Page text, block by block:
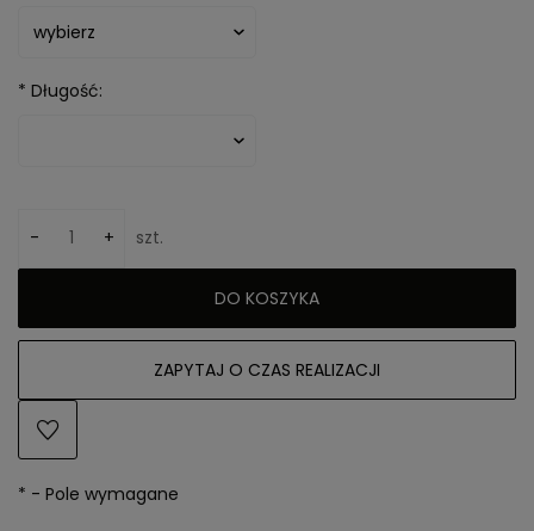
* Długość:
- + szt.
DO KOSZYKA
ZAPYTAJ O CZAS REALIZACJI
* - Pole wymagane